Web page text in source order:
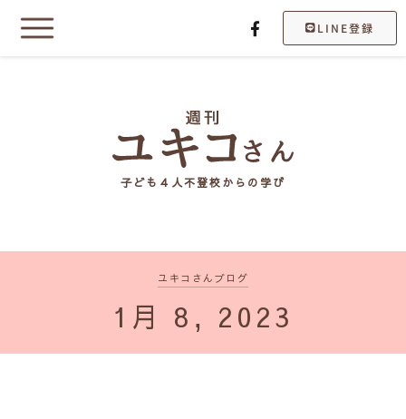
LINE登録
子ども４人不登校からの学び
ユキコさんブログ
1月 8, 2023